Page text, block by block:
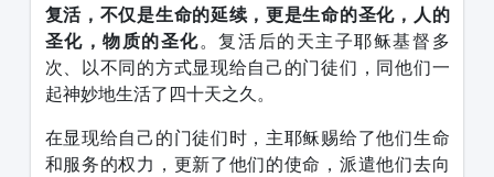
复活，不仅是生命的延续，更是生命的圣化，人的
圣化，物质的圣化。复活后的天主子耶稣基督多
次、以不同的方式显现给自己的门徒们，同他们一
起神妙地生活了四十天之久。
在显现给自己的门徒们时，主耶稣赐给了他们生命
和服务的权力，更新了他们的使命，派遣他们去向